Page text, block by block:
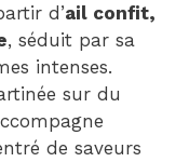
d’ail confit,
, séduit par sa
intenses.
sur du
de saveurs